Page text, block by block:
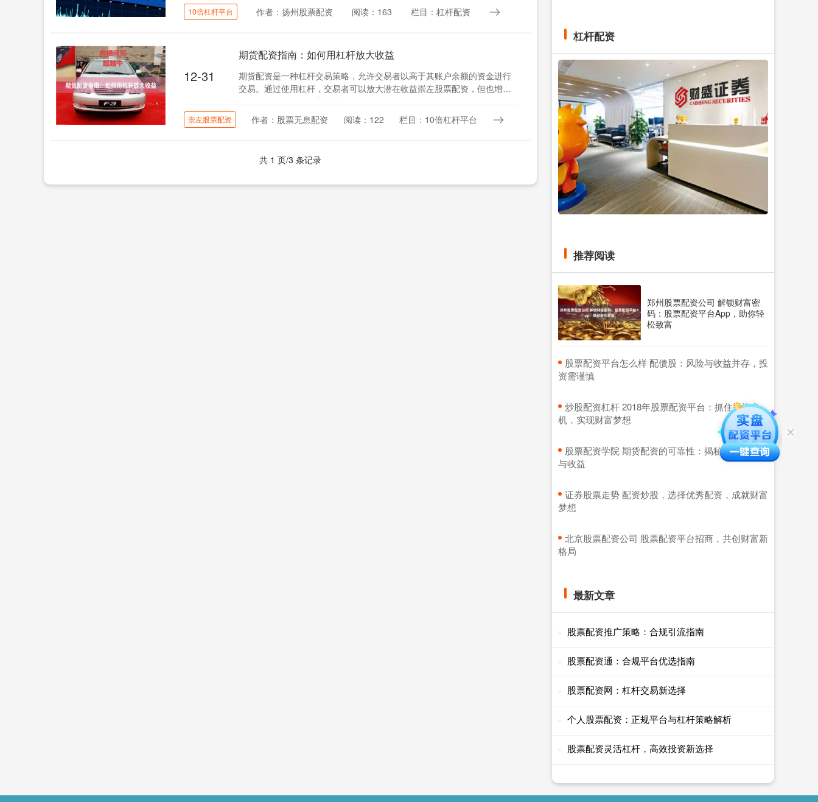
10倍杠杆平台 作者：扬州股票配资 阅读：163 栏目：杠杆配资
12-31
期货配资指南：如何用杠杆放大收益
期货配资是一种杠杆交易策略，允许交易者以高于其账户余额的资金进行
交易。通过使用杠杆，交易者可以放大潜在收益崇左股票配资，但也增加
了风险。 **如何使用期货配资*....
崇左股票配资 作者：股票无息配资 阅读：122 栏目：10倍杠杆平台
共 1 页/3 条记录
杠杆配资
推荐阅读
郑州股票配资公司 解锁财富密
码：股票配资平台App，助你轻
松致富
​股票配资平台怎么样 配债股：风险与收益并存，投
资需谨慎
​炒股配资杠杆 2018年股票配资平台：抓住投资良
机，实现财富梦想
​股票配资学院 期货配资的可靠性：揭秘背后的风险
与收益
​证券股票走势 配资炒股，选择优秀配资，成就财富
梦想
​北京股票配资公司 股票配资平台招商，共创财富新
格局
最新文章
股票配资推广策略：合规引流指南
股票配资通：合规平台优选指南
股票配资网：杠杆交易新选择
个人股票配资：正规平台与杠杆策略解析
股票配资灵活杠杆，高效投资新选择